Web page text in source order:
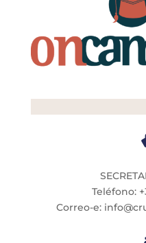
Teléfono:
Correo-e: